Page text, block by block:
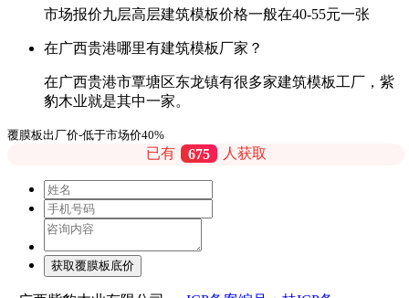
市场报价九层高层建筑模板价格一般在40-55元一张
在广西贵港哪里有建筑模板厂家？
在广西贵港市覃塘区东龙镇有很多家建筑模板工厂，紫
豹木业就是其中一家。
覆膜板出厂价-低于市场价40%
已有 675 人获取